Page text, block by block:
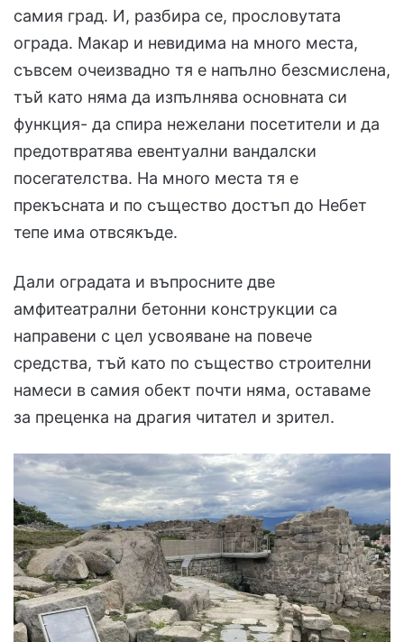
самия град. И, разбира се, прословутата
ограда. Макар и невидима на много места,
съвсем очеизвадно тя е напълно безсмислена,
тъй като няма да изпълнява основната си
функция- да спира нежелани посетители и да
предотвратява евентуални вандалски
посегателства. На много места тя е
прекъсната и по същество достъп до Небет
тепе има отвсякъде.
Дали оградата и въпросните две
амфитеатрални бетонни конструкции са
направени с цел усвояване на повече
средства, тъй като по същество строителни
намеси в самия обект почти няма, оставаме
за преценка на драгия читател и зрител.